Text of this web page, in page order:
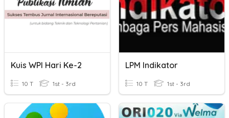
Kuis WPI Hari Ke-2
10 T 1st - 3rd
LPM Indikator
10 T 1st - 3rd